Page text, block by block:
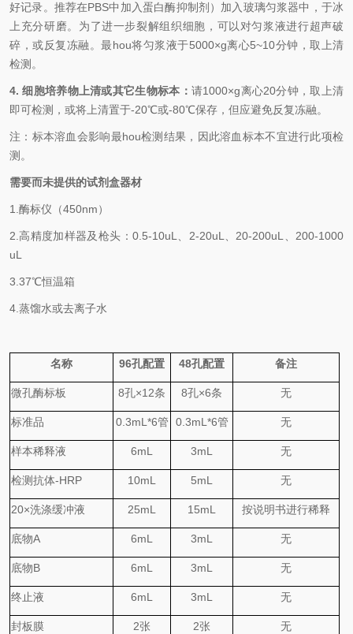
好记录。推荐在PBS中加入蛋白酶抑制剂）加入玻璃匀浆器中，于冰
上充分研磨。为了进一步裂解组织细胞，可以对匀浆液进行超声破
碎，或反复冻融。 最hou将匀浆液于5000×g离心5~10分钟，取上清
检测。
4. 细胞培养物上清或其它生物标本： 请1000×g离心20分钟，取上清
即可检测，或将上清置于-20℃或-80℃保存，但应避免反复冻融。
注：标本溶血会影响最hou检测结果，因此溶血标本不宜进行此项检
测。
需要而未提供的试剂盒器材
1. 酶标仪（450nm）
2. 高精度加样器及枪头： 0.5-10uL 2-20uL 20-200uL
200-1000
uL
3. 37℃恒温箱
4. 蒸馏水或去离子水
名称 96孔配置 48孔配置 备注
微孔酶标板 8孔×12条 8孔×6条 无
标准品 0. 3mL*6管 0. 3mL*6管 无
样本稀释液 6mL 3mL 无
检测抗体-HRP 10mL 5mL 无
20×洗涤缓冲液 25mL 15mL 按说明书进行稀释
底物A 6mL 3mL 无
底物B 6mL 3mL 无
终止液 6mL 3mL 无
封板膜 2张 2张 无